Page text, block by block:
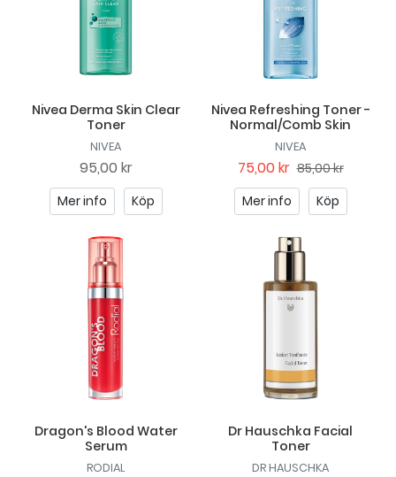
Nivea Derma Skin Clear
Toner
NIVEA
95,00 kr
Mer info Köp
Nivea Refreshing Toner -
Normal/Comb Skin
NIVEA
75,00 kr 85,00 kr
Mer info
Köp
Dragon's Blood Water
Serum
RODIAL
Dr Hauschka Facial
Toner
DR HAUSCHKA